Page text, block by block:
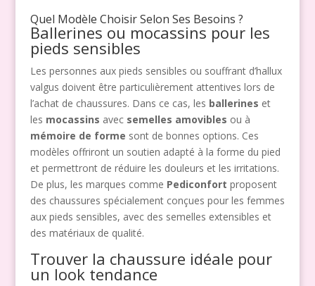
Quel Modèle Choisir Selon Ses Besoins ?
Ballerines ou mocassins pour les
pieds sensibles
Les personnes aux pieds sensibles ou souffrant d’hallux
valgus doivent être particulièrement attentives lors de
l’achat de chaussures. Dans ce cas, les ballerines et
les mocassins avec semelles amovibles ou à
mémoire de forme sont de bonnes options. Ces
modèles offriront un soutien adapté à la forme du pied
et permettront de réduire les douleurs et les irritations.
De plus, les marques comme Pediconfort proposent
des chaussures spécialement conçues pour les femmes
aux pieds sensibles, avec des semelles extensibles et
des matériaux de qualité.
Trouver la chaussure idéale pour
un look tendance